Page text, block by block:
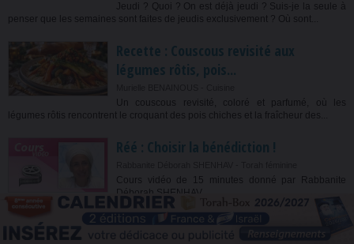
Jeudi ? Quoi ? On est déjà jeudi ? Suis-je la seule à
penser que les semaines sont faites de jeudis exclusivement ? Où sont...
Recette : Couscous revisité aux
légumes rôtis, pois...
Un couscous revisité, coloré et parfumé, où les
légumes rôtis rencontrent le croquant des pois chiches et la fraîcheur des...
Réé : Choisir la bénédiction !
Cours vidéo de 15 minutes donné par Rabbanite
Déborah SHENHAV.
Mercredi 5 Août